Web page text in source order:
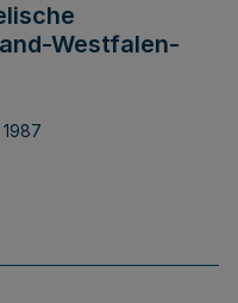
Westfalen-